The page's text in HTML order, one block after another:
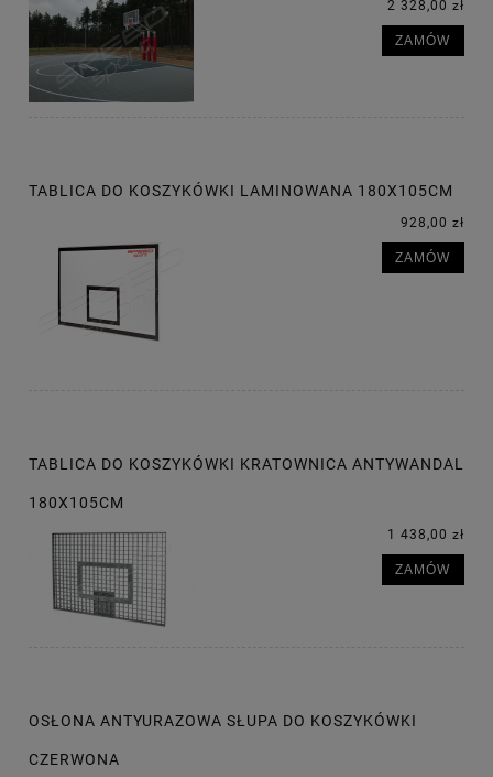
2 328,00 zł
ZAMÓW
TABLICA DO KOSZYKÓWKI LAMINOWANA 180X105CM
928,00 zł
ZAMÓW
TABLICA DO KOSZYKÓWKI KRATOWNICA ANTYWANDAL
180X105CM
1 438,00 zł
ZAMÓW
OSŁONA ANTYURAZOWA SŁUPA DO KOSZYKÓWKI
CZERWONA